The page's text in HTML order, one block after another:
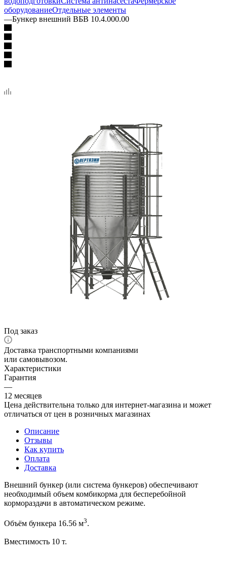
оборудованиеОтдельные элементы
—Бункер внешний ВБВ 10.4.000.00
Под заказ
Доставка транспортными компаниями
или самовывозом.
Характеристики
Гарантия
—
12 месяцев
Цена действительна только для интернет-магазина и может
отличаться от цен в розничных магазинах
Описание
Отзывы
Как купить
Оплата
Доставка
Внешний бункер (или система бункеров) обеспечивают
необходимый объем комбикорма для бесперебойной
кормораздачи в автоматическом режиме.
Объём бункера 16.56 м3.
Вместимость 10 т.